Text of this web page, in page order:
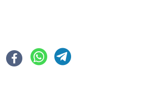
y cree que no habrá quórum en la sesión para
deben encontrar un cauce institucional para